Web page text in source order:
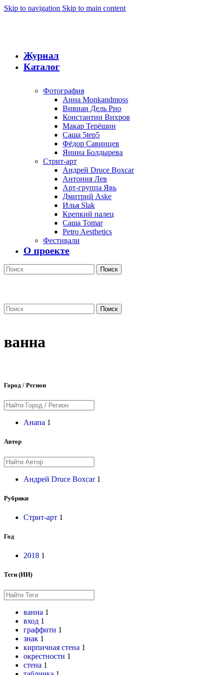
Skip to navigation Skip to main content
Журнал
Каталог
Фотография
Анна Monkandmoss
Вивиан Дель Рио
Константин Вихров
Макар Терёшин
Саша 5tep5
Фёдор Савинцев
Янина Болдырева
Стрит-арт
Андрей Druce Boxcar
Антония Лев
Арт-группа Явь
Дмитрий Aske
Илья Slak
Крепкий палец
Саша Tomar
Petro Aesthetics
Фестивали
О проекте
Поиск
Поиск
ванна
Город / Регион
Анапа 1
Автор
Андрей Druce Boxcar 1
Рубрики
Стрит-арт 1
Год
2018 1
Теги (ИИ)
ванна 1
вход 1
граффити 1
знак 1
кирпичная стена 1
окрестности 1
стена 1